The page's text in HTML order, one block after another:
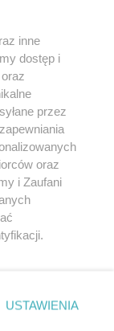
na letni
inne
dostęp i
przez
oraz
i Zaufani
prywatności
USTAWIENIA